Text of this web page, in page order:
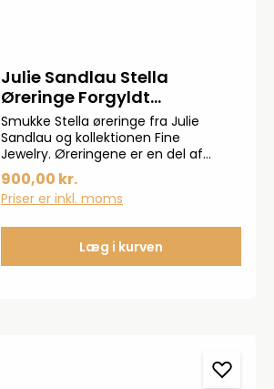
Julie Sandlau Stella
Øreringe Forgyldt
ST67GDCZ
Smukke Stella øreringe fra Julie
Sandlau og kollektionen Fine
Jewelry. Øreringene er en del af
Stella-kollektionen og ses i 22 karat
forgyldt 925 ster-lingsølv og er sat
med smukke skinnende cubiske
900,00 kr.
Priser er inkl. moms
Læg i kurven